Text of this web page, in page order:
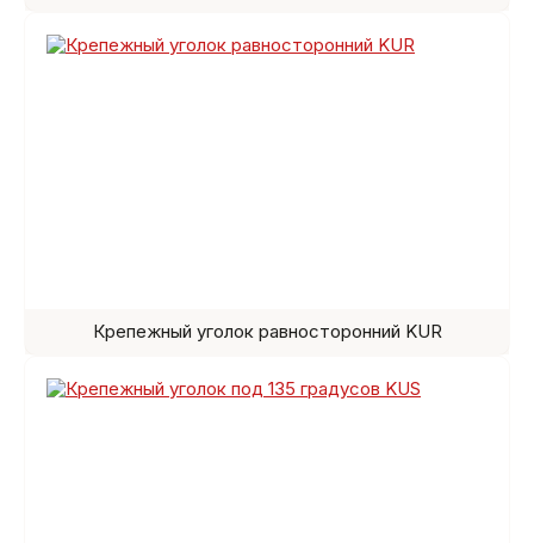
Крепежный уголок равносторонний KUR